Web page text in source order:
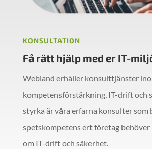
KONSULTATION
Få rätt hjälp med er IT-
Webland erhåller konsulttjänster
kompetensförstärkning, IT-drift och
styrka är våra erfarna konsulter som
spetskompetens ert företag
om IT-drift och säkerhet.